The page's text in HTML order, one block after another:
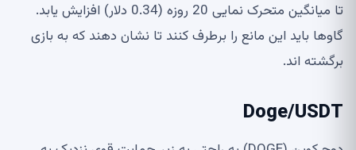
تا میانگین متحرک نمایی 20 روزه (0.34 دلار) افزایش یابد.
گاوها باید این مانع را برطرف کنند تا نشان دهند که به بازی
برگشته اند.
Doge/USDT